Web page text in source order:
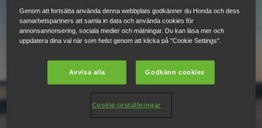
Genom att fortsätta använda denna webbplats godkänner du Honda och dess
samarbetspartners att samla in data och använda cookies för
annonsannonsering, sociala medier och mätningar. Du kan läsa mer och
uppdatera dina val när som helst genom att klicka på "Cookie Settings".
Avvisa alla Godkänn cookies
Cookie-inställningar